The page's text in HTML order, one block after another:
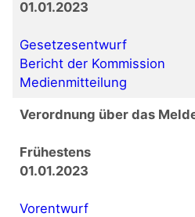
01.01.2023
Gesetzesentwurf
Bericht der Kommission
Medienmitteilung
Verordnung über das
Frühestens
01.01.2023
Vorentwurf